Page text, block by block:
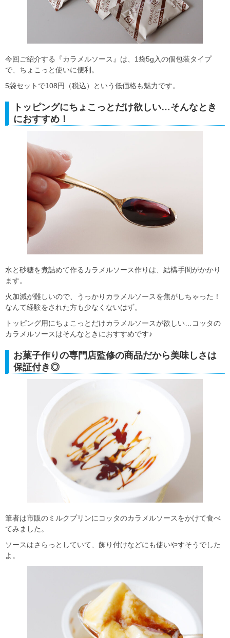
今回ご紹介する『カラメルソース』は、1袋5g入の個包装タイプ
で、ちょこっと使いに便利。
5袋セットで108円（税込）という低価格も魅力です。
トッピングにちょこっとだけ欲しい…そんなとき
におすすめ！
水と砂糖を煮詰めて作るカラメルソース作りは、結構手間がかかり
ます。
火加減が難しいので、うっかりカラメルソースを焦がしちゃった！
なんて経験をされた方も少なくないはず。
トッピング用にちょこっとだけカラメルソースが欲しい…コッタの
カラメルソースはそんなときにおすすめです♪
お菓子作りの専門店監修の商品だから美味しさは
保証付き◎
筆者は市販のミルクプリンにコッタのカラメルソースをかけて食べ
てみました。
ソースはさらっとしていて、飾り付けなどにも使いやすそうでした
よ。